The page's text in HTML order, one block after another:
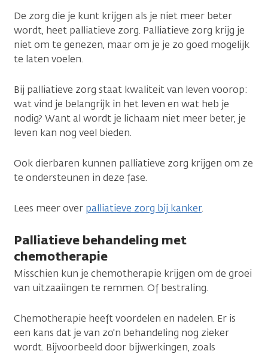
De zorg die je kunt krijgen als je niet meer beter
wordt, heet palliatieve zorg. Palliatieve zorg krijg je
niet om te genezen, maar om je je zo goed mogelijk
te laten voelen.
Bij palliatieve zorg staat kwaliteit van leven voorop:
wat vind je belangrijk in het leven en wat heb je
nodig? Want al wordt je lichaam niet meer beter, je
leven kan nog veel bieden.
Ook dierbaren kunnen palliatieve zorg krijgen om ze
te ondersteunen in deze fase.
Lees meer over palliatieve zorg bij kanker.
Palliatieve behandeling met
chemotherapie
Misschien kun je chemotherapie krijgen om de groei
van uitzaaiingen te remmen. Of bestraling.
Chemotherapie heeft voordelen en nadelen. Er is
een kans dat je van zo'n behandeling nog zieker
wordt. Bijvoorbeeld door bijwerkingen, zoals